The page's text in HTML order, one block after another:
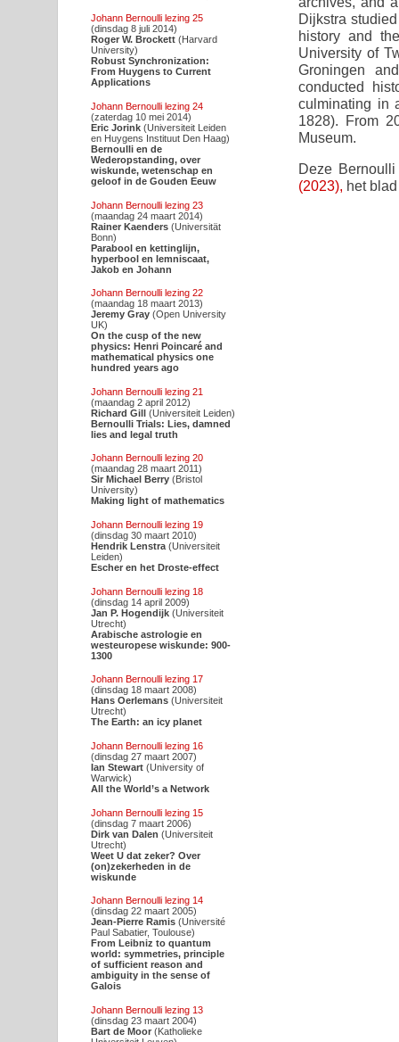
Johann Bernoulli lezing 25
(dinsdag 8 juli 2014)
Roger W. Brockett(Harvard
University)
Robust Synchronization:
From Huygens to Current
Applications
Johann Bernoulli lezing 24
(zaterdag 10 mei 2014)
Eric Jorink(Universiteit Leiden
en Huygens Instituut Den Haag)
Bernoulli en de
Wederopstanding, over
wiskunde, wetenschap en
geloof in de Gouden Eeuw
Johann Bernoulli lezing 23
(maandag 24 maart 2014)
Rainer Kaenders(Universität
Bonn)
Parabool en kettinglijn,
hyperbool en lemniscaat,
Jakob en Johann
Johann Bernoulli lezing 22
(maandag 18 maart 2013)
Jeremy Gray(Open University
UK)
On the cusp of the new
physics: Henri Poincaré and
mathematical physics one
hundred years ago
Johann Bernoulli lezing 21
(maandag 2 april 2012)
Richard Gill(Universiteit Leiden)
Bernoulli Trials: Lies, damned
lies and legal truth
Johann Bernoulli lezing 20
(maandag 28 maart 2011)
Sir Michael Berry(Bristol
University)
Making light of mathematics
Johann Bernoulli lezing 19
(dinsdag 30 maart 2010)
Hendrik Lenstra (Universiteit
Leiden)
Escher en het Droste-effect
Johann Bernoulli lezing 18
(dinsdag 14 april 2009)
Jan P. Hogendijk (Universiteit
Utrecht)
Arabische astrologie en
westeuropese wiskunde: 900-
1300
Johann Bernoulli lezing 17
(dinsdag 18 maart 2008)
Hans Oerlemans(Universiteit
Utrecht)
The Earth: an icy planet
Johann Bernoulli lezing 16
(dinsdag 27 maart 2007)
Ian Stewart(University of
Warwick)
All the World’s a Network
Johann Bernoulli lezing 15
(dinsdag 7 maart 2006)
Dirk van Dalen (Universiteit
Utrecht)
Weet U dat zeker? Over
(on)zekerheden in de
wiskunde
Johann Bernoulli lezing 14
(dinsdag 22 maart 2005)
Jean-Pierre Ramis (Université
Paul Sabatier, Toulouse)
From Leibniz to quantum
world: symmetries, principle
of sufficient reason and
ambiguity in the sense of
Galois
Johann Bernoulli lezing 13
(dinsdag 23 maart 2004)
Bart de Moor (Katholieke
Dijkstra
history and
University of
Groningen
conducted
culminating in
1828). From
Museum.
Deze
(2023), het